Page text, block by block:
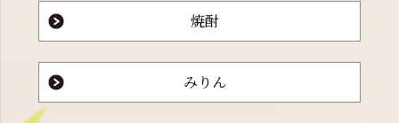
焼酎
みりん